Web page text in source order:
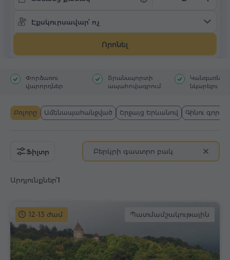
Էքսկուրսավար՝ ոչ
Որոնել
Փորձառու
վարորդներ
Տրանսպորտի
ապահովագրում
Կանգառներ`
նկարելու
Բոլորը Ամենապահանջված Շրջայց Երևանով Գինու
Արդյունքներ՝1
Ֆիլտր Բերկրի գաստրո բակ
12-13 ժամ Պատմամշակութային